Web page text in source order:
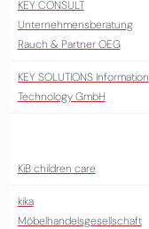
KEY CONSULT
Unternehmensberatung
Rauch & Partner OEG
KEY SOLUTIONS Information
Technology GmbH
KiB children care
kika
Möbelhandelsgesellschaft